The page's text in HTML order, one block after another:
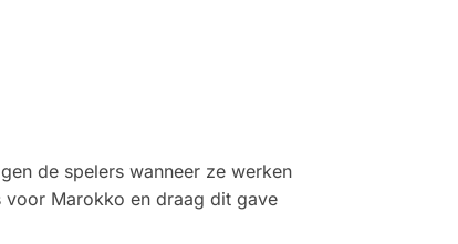
de spelers wanneer ze werken
voor Marokko en draag dit gave